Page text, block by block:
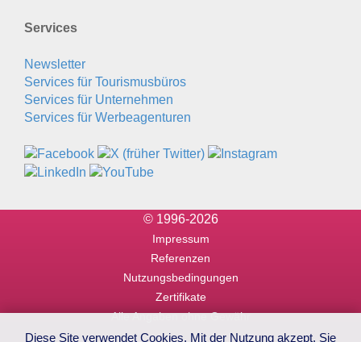
Services
Newsletter
Services für Tourismusbüros
Services für Unternehmen
Services für Werbeagenturen
© 1996-2026
Impressum
Referenzen
Nutzungsbedingungen
Zertifikate
Alle Angaben ohne Gewähr
Diese Site verwendet Cookies. Mit der Nutzung akzept. Sie